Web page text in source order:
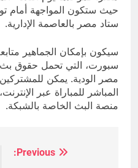
حيث ستكون المواجهة أمام
ستاد مصر بالعاصمة الإدارية.
سيكون بإمكان الجماهير
سبورت، التي تحمل حقوق
مصر الودية. يمكن
المباشر للمباراة عبر
منصة البث الخاصة بالشبكة.
Previous: